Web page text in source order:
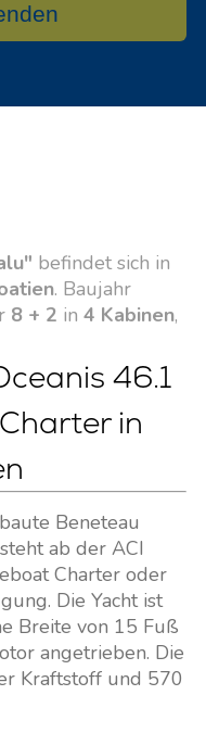
befindet sich in
. Baujahr
8 + 2 in 4 Kabinen,
46.1
in
Beneteau
ab der ACI
Charter oder
Die Yacht ist
Breite von 15 Fuß
angetrieben. Die
Kraftstoff und 570